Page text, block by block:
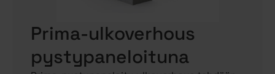
Prima-ulkoverhous
pystypaneloituna